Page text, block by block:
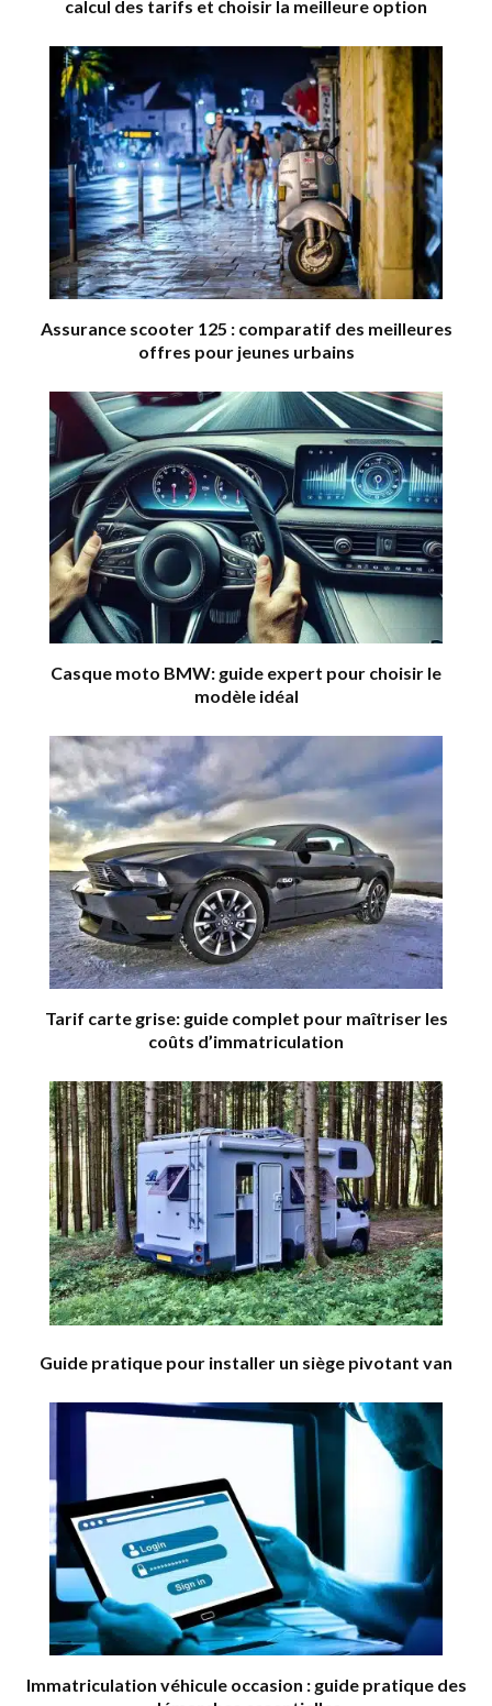
calcul des tarifs et choisir la meilleure option
Assurance scooter 125 : comparatif des meilleures
offres pour jeunes urbains
Casque moto BMW: guide expert pour choisir le
modèle idéal
Tarif carte grise: guide complet pour maîtriser les
coûts d’immatriculation
Guide pratique pour installer un siège pivotant van
Immatriculation véhicule occasion : guide pratique des